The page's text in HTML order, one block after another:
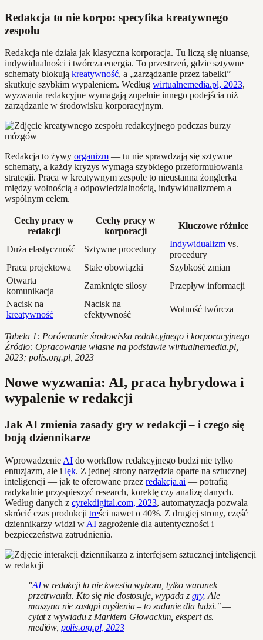
Redakcja to nie korpo: specyfika kreatywnego
zespołu
Redakcja nie działa jak klasyczna korporacja. Tu liczą się niuanse,
indywidualności i twórcza energia. To przestrzeń, gdzie sztywne
schematy blokują kreatywność, a „zarządzanie przez tabelki”
skutkuje szybkim wypaleniem. Według wirtualnemedia.pl, 2023,
wyzwania redakcyjne wymagają zupełnie innego podejścia niż
zarządzanie w środowisku korporacyjnym.
Redakcja to żywy organizm — tu nie sprawdzają się sztywne
schematy, a każdy kryzys wymaga szybkiego przeformułowania
strategii. Praca w kreatywnym zespole to nieustanna żonglerka
między wolnością a odpowiedzialnością, indywidualizmem a
wspólnym celem.
Cechy pracy w
redakcji
Cechy pracy w
korporacji
Kluczowe różnice
Duża elastyczność Sztywne procedury
Indywidualizm vs.
procedury
Praca projektowa
Stałe obowiązki
Szybkość zmian
Otwarta
komunikacja
Zamknięte silosy
Przepływ informacji
Nacisk na
kreatywność
Nacisk na
efektywność
Wolność twórcza
Tabela 1: Porównanie środowiska redakcyjnego i korporacyjnego
Źródło: Opracowanie własne na podstawie wirtualnemedia.pl,
2023; polis.org.pl, 2023
Nowe wyzwania: AI, praca hybrydowa i
wypalenie w redakcji
Jak AI zmienia zasady gry w redakcji – i czego się
boją dziennikarze
Wprowadzenie AI do workflow redakcyjnego budzi nie tylko
entuzjazm, ale i lęk. Z jednej strony narzędzia oparte na sztucznej
inteligencji — jak te oferowane przez redakcja.ai — potrafią
radykalnie przyspieszyć research, korektę czy analizę danych.
Według danych z cyrekdigital.com, 2023, automatyzacja pozwala
skrócić czas produkcji treści nawet o 40%. Z drugiej strony, część
dziennikarzy widzi w AI zagrożenie dla autentyczności i
bezpieczeństwa zatrudnienia.
"AIw redakcji to nie kwestia wyboru, tylko warunek
przetrwania. Kto się nie dostosuje, wypada z gry. Ale
maszyna nie zastąpi myślenia – to zadanie dla ludzi." —
cytat z wywiadu z Markiem Głowackim, ekspert ds.
mediów, polis.org.pl, 2023